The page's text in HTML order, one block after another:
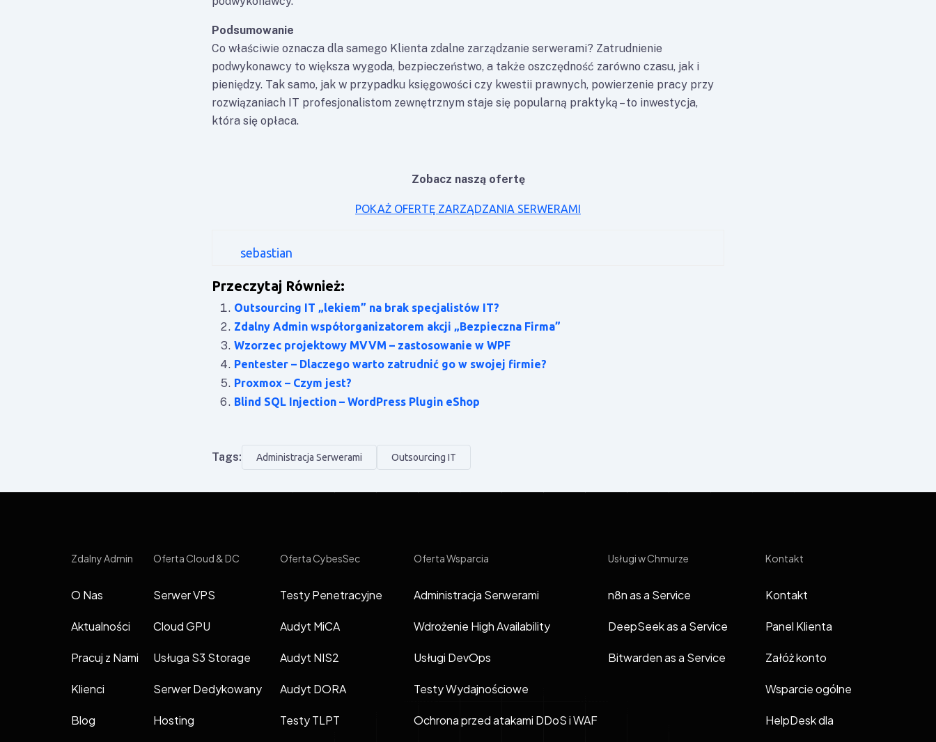
Podsumowanie
Co właściwie oznacza dla samego Klienta zdalne zarządzanie serwerami? Zatrudnienie
podwykonawcy to większa wygoda, bezpieczeństwo, a także oszczędność zarówno czasu, jak i
pieniędzy. Tak samo, jak w przypadku księgowości czy kwestii prawnych, powierzenie pracy przy
rozwiązaniach IT profesjonalistom zewnętrznym staje się popularną praktyką – to inwestycja,
która się opłaca.
Zobacz naszą ofertę
POKAŻ OFERTĘ ZARZĄDZANIA SERWERAMI
sebastian
Przeczytaj Również:
Outsourcing IT „lekiem” na brak specjalistów IT?
Zdalny Admin współorganizatorem akcji „Bezpieczna Firma”
Wzorzec projektowy MVVM – zastosowanie w WPF
Pentester – Dlaczego warto zatrudnić go w swojej firmie?
Proxmox – Czym jest?
Blind SQL Injection – WordPress Plugin eShop
Tags: Administracja Serwerami Outsourcing IT
Zdalny Admin
O Nas
Aktualności
Pracuj z Nami
Klienci
Blog
Oferta Cloud & DC
Serwer VPS
Cloud GPU
Usługa S3 Storage
Serwer Dedykowany
Hosting
Oferta CybesSec
Testy Penetracyjne
Audyt MiCA
Audyt NIS2
Audyt DORA
Testy TLPT
Oferta Wsparcia
Administracja Serwerami
Wdrożenie High Availability
Usługi DevOps
Testy Wydajnościowe
Ochrona przed atakami DDoS i WAF
Usługi w Chmurze
n8n as a Service
DeepSeek as a Service
Bitwarden as a Service
Kontakt
Kontakt
Panel Klienta
Załóż konto
Wsparcie ogólne
HelpDesk dla